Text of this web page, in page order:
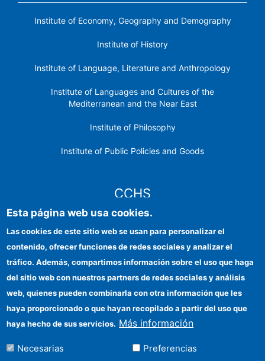
Institute of Economy, Geography and Demography
Institute of History
Institute of Language, Literature and Anthropology
Institute of Languages ​​and Cultures of the
Mediterranean and the Near East
Institute of Philosophy
Institute of Public Policies and Goods
CCHS
Institutional identity
FEDER funds
Funding entities
Contact
Esta página web usa cookies.
Las cookies de este sitio web se usan para personalizar el
contenido, ofrecer funciones de redes sociales y analizar el
tráfico. Además, compartimos información sobre el uso que haga
del sitio web con nuestros partners de redes sociales y análisis
web, quienes pueden combinarla con otra información que les
haya proporcionado o que hayan recopilado a partir del uso que
haya hecho de sus servicios. Más información
Necesarias Preferencias